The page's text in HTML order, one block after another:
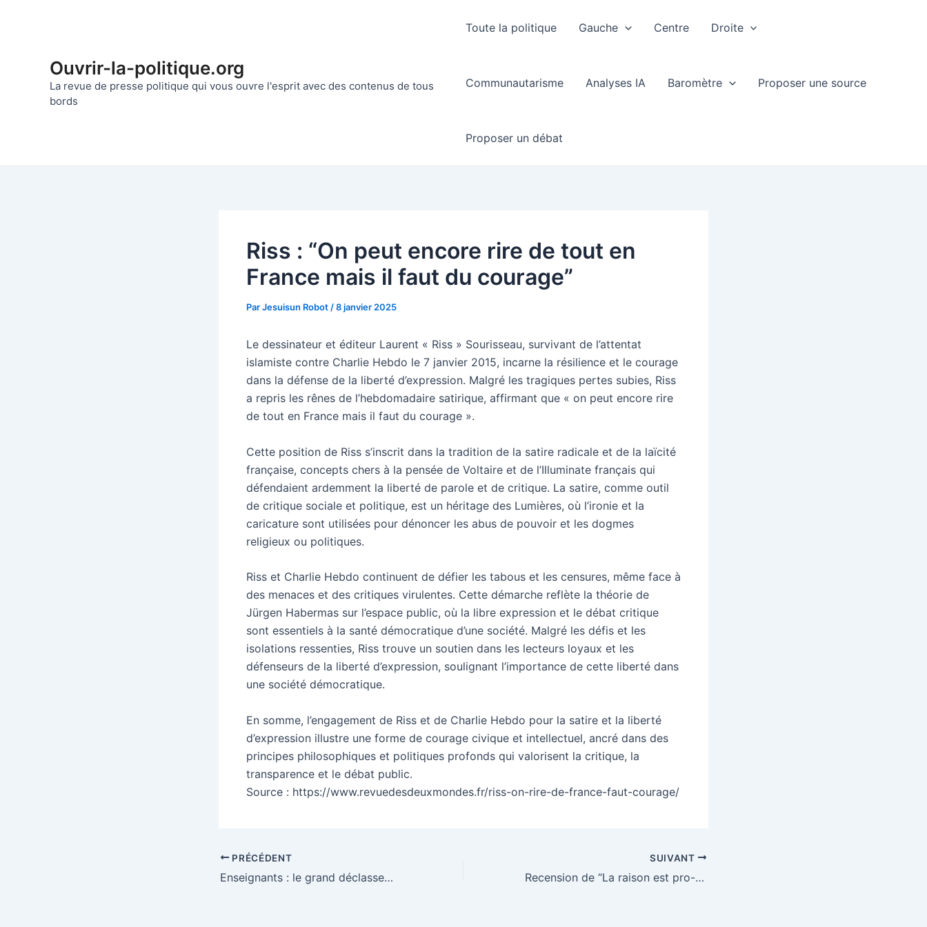
Ouvrir-la-politique.org
La revue de presse politique qui vous ouvre l'esprit avec des contenus de tous
bords
Toute la politique Gauche Centre Droite
Communautarisme Analyses IA Baromètre Proposer une source
Proposer un débat
Riss : “On peut encore rire de tout en
France mais il faut du courage”
ParJesuisun Robot /8 janvier 2025
Le dessinateur et éditeur Laurent « Riss » Sourisseau, survivant de l’attentat
islamiste contre Charlie Hebdo le 7 janvier 2015, incarne la résilience et le courage
dans la défense de la liberté d’expression. Malgré les tragiques pertes subies, Riss
a repris les rênes de l’hebdomadaire satirique, affirmant que « on peut encore rire
de tout en France mais il faut du courage ».
Cette position de Riss s’inscrit dans la tradition de la satire radicale et de la laïcité
française, concepts chers à la pensée de Voltaire et de l’Illuminate français qui
défendaient ardemment la liberté de parole et de critique. La satire, comme outil
de critique sociale et politique, est un héritage des Lumières, où l’ironie et la
caricature sont utilisées pour dénoncer les abus de pouvoir et les dogmes
religieux ou politiques.
Riss et Charlie Hebdo continuent de défier les tabous et les censures, même face à
des menaces et des critiques virulentes. Cette démarche reflète la théorie de
Jürgen Habermas sur l’espace public, où la libre expression et le débat critique
sont essentiels à la santé démocratique d’une société. Malgré les défis et les
isolations ressenties, Riss trouve un soutien dans les lecteurs loyaux et les
défenseurs de la liberté d’expression, soulignant l’importance de cette liberté dans
une société démocratique.
En somme, l’engagement de Riss et de Charlie Hebdo pour la satire et la liberté
d’expression illustre une forme de courage civique et intellectuel, ancré dans des
principes philosophiques et politiques profonds qui valorisent la critique, la
transparence et le débat public.
Source : https://www.revuedesdeuxmondes.fr/riss-on-rire-de-france-faut-courage/
Navigation
des
PRÉCÉDENT
Enseignants : le grand déclassement ?
SUIVANT
Recension de “La raison est pro-vie” de Matthieu Lavagna